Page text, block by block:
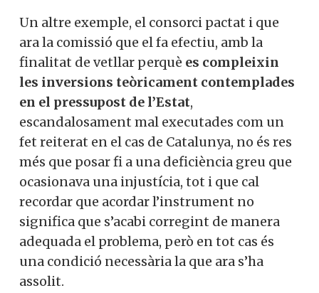
Un altre exemple, el consorci pactat i que
ara la comissió que el fa efectiu, amb la
finalitat de vetllar perquè es compleixin
les inversions teòricament contemplades
en el pressupost de l’Estat,
escandalosament mal executades com un
fet reiterat en el cas de Catalunya, no és res
més que posar fi a una deficiència greu que
ocasionava una injustícia, tot i que cal
recordar que acordar l’instrument no
significa que s’acabi corregint de manera
adequada el problema, però en tot cas és
una condició necessària la que ara s’ha
assolit.